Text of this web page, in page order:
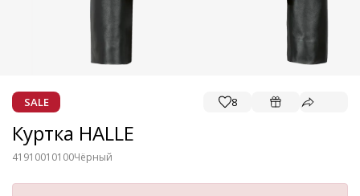
SALE 8
Куртка HALLE
41910010100Чёрный